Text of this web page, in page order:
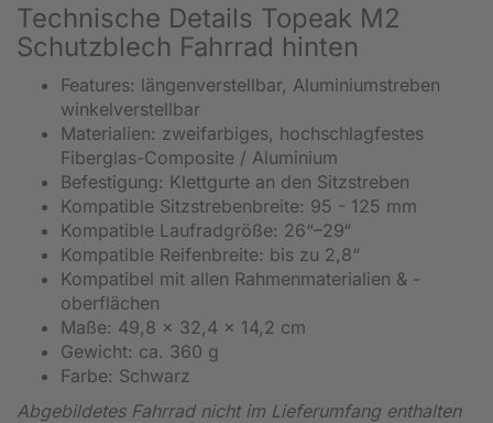
Technische Details Topeak M2
Schutzblech Fahrrad hinten
Features: längenverstellbar, Aluminiumstreben
winkelverstellbar
Materialien: zweifarbiges, hochschlagfestes
Fiberglas-Composite / Aluminium
Befestigung: Klettgurte an den Sitzstreben
Kompatible Sitzstrebenbreite: 95 - 125 mm
Kompatible Laufradgröße: 26“–29“
Kompatible Reifenbreite: bis zu 2,8“
Kompatibel mit allen Rahmenmaterialien & -
oberflächen
Maße: 49,8 x 32,4 x 14,2 cm
Gewicht: ca. 360 g
Farbe: Schwarz
Abgebildetes Fahrrad nicht im Lieferumfang enthalten